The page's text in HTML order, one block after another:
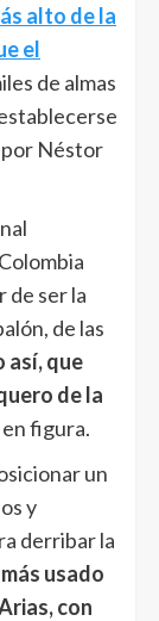
alto de la
el
de almas
por Néstor
de ser la
de las
así, que
de la
en figura.
un
y
derribar la
usado
con